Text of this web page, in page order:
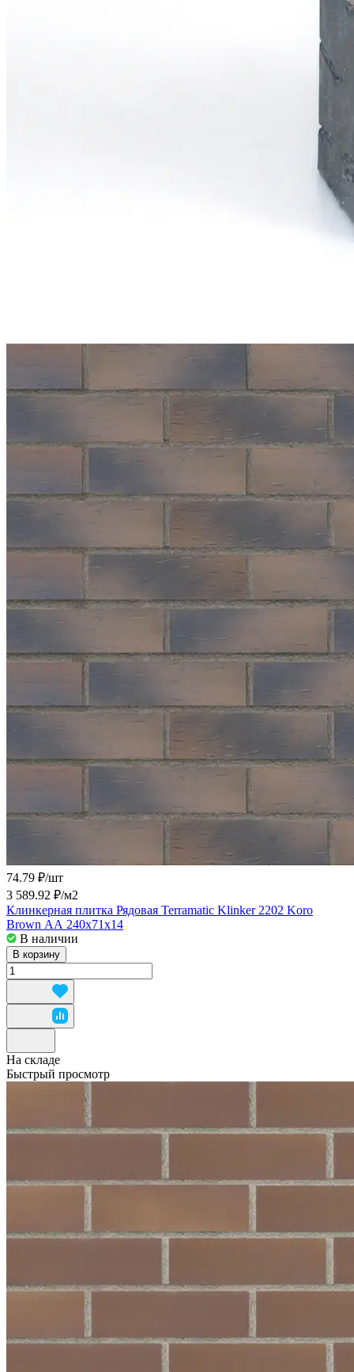
74.79 ₽/шт
3 589.92 ₽/м2
Клинкерная плитка Рядовая Terramatic Klinker 2202 Koro
Brown АА 240x71x14
В наличии
В корзину
На складе
Быстрый просмотр